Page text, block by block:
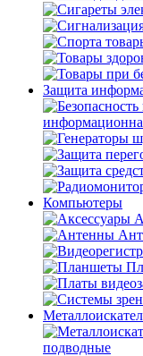
Защита
Компьютеры
подводные